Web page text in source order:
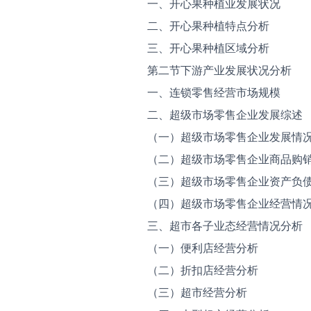
一、开心果种植业发展状况
二、开心果种植特点分析
三、开心果种植区域分析
第二节下游产业发展状况分析
一、连锁零售经营市场规模
二、超级市场零售企业发展综述
（一）超级市场零售企业发展情
（二）超级市场零售企业商品购
（三）超级市场零售企业资产负
（四）超级市场零售企业经营情
三、超市各子业态经营情况分析
（一）便利店经营分析
（二）折扣店经营分析
（三）超市经营分析